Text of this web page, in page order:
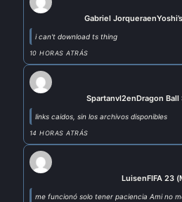
Gabriel Jorqueraen
i can't download ts thing
10 HORAS ATRÁS
Spartanvl2enDragon
links caidos, sin los archivos disponibles
14 HORAS ATRÁS
LuisenFIFA 23
me funcionó solo tener paciencia Ami no